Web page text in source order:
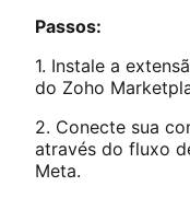
Passos:
1. Instale a
do Zoho
2. Conecte sua
através do fluxo
Meta.